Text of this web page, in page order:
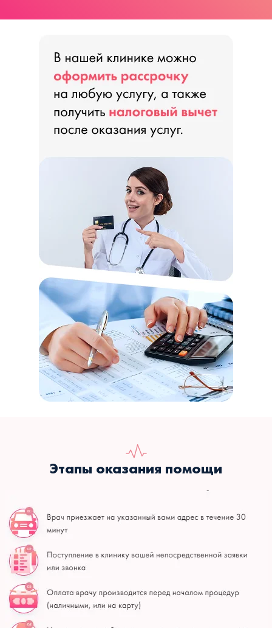
Этапы оказания помощи